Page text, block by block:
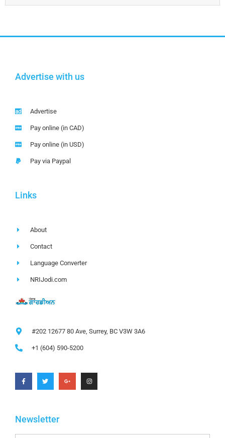
Advertise with us
Advertise
Pay online (in CAD)
Pay online (in USD)
Pay via Paypal
Links
About
Contact
Language Converter
NRIJodi.com
#202 12677 80 Ave, Surrey, BC V3W 3A6
+1 (604) 590-5200
Newsletter